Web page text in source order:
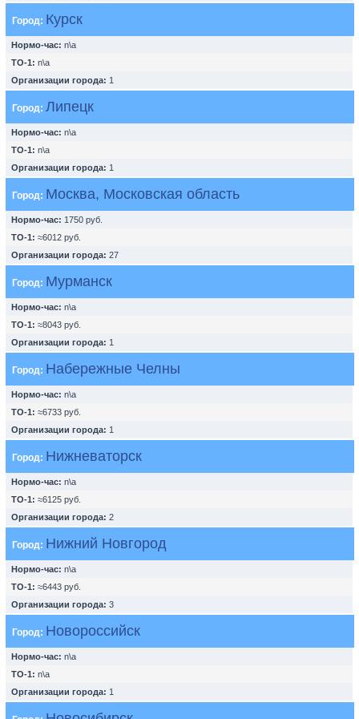
Город: Курск
Нормо-час: n\a
ТО-1: n\a
Организации города: 1
Город: Липецк
Нормо-час: n\a
ТО-1: n\a
Организации города: 1
Город: Москва, Московская область
Нормо-час: 1750 руб.
ТО-1: ≈6012 руб.
Организации города: 27
Город: Мурманск
Нормо-час: n\a
ТО-1: ≈8043 руб.
Организации города: 1
Город: Набережные Челны
Нормо-час: n\a
ТО-1: ≈6733 руб.
Организации города: 1
Город: Нижневаторск
Нормо-час: n\a
ТО-1: ≈6125 руб.
Организации города: 2
Город: Нижний Новгород
Нормо-час: n\a
ТО-1: ≈6443 руб.
Организации города: 3
Город: Новороссийск
Нормо-час: n\a
ТО-1: n\a
Организации города: 1